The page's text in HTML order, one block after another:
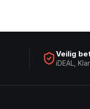
Veilig
iDEAL,